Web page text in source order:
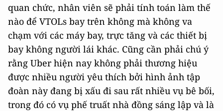
quan chức, nhân viên sẽ phải tính toán làm thế
nào để VTOLs bay trên không mà không va
chạm với các máy bay, trực tăng và các thiết bị
bay không người lái khác. Cũng cần phải chú ý
rằng Uber hiện nay không phải thương hiệu
được nhiều người yêu thích bởi hình ảnh tập
đoàn này đang bị xấu đi sau rất nhiều vụ bê bối,
trong đó có vụ phế truất nhà đồng sáng lập và là